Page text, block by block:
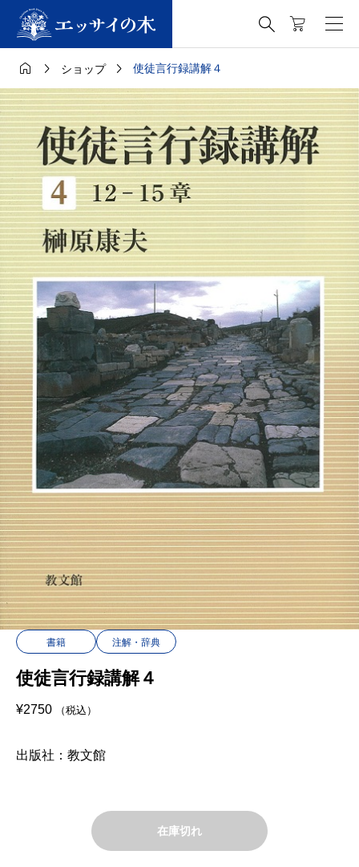

  ショップ  使徒言行録講解４
書籍 注解・辞典
使徒言行録講解４
¥2750 （税込）
出版社：教文館
在庫切れ